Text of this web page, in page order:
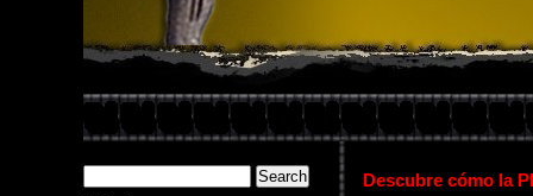
Descubre cómo la